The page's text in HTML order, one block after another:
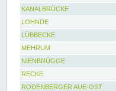
KANALBRÜCKE
LOHNDE
LÜBBECKE
MEHRUM
NIENBRÜGGE
RECKE
RODENBERGER AUE-OST